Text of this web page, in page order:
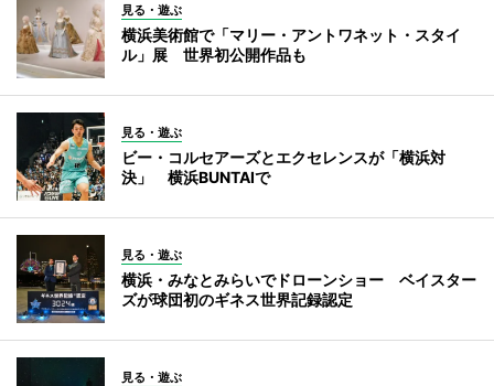
見る・遊ぶ
横浜美術館で「マリー・アントワネット・スタイ
ル」展 世界初公開作品も
見る・遊ぶ
ビー・コルセアーズとエクセレンスが「横浜対
決」 横浜BUNTAIで
見る・遊ぶ
横浜・みなとみらいでドローンショー ベイスター
ズが球団初のギネス世界記録認定
見る・遊ぶ